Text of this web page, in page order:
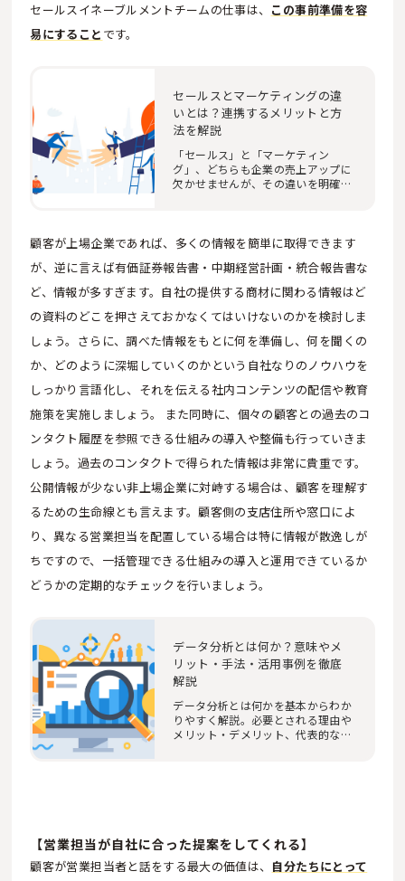
セールスイネーブルメントチームの仕事は、 この事前準備を容
易にすること です。
セールスとマーケティングの違
いとは？連携するメリットと方
法を解説
「セールス」と「マーケティン
グ」、どちらも企業の売上アップに
欠かせませんが、その違いを明確に
顧客が上場企業であれば、多くの情報を簡単に取得できます
が、逆に言えば有価証券報告書・中期経営計画・統合報告書な
ど、情報が多すぎます。自社の提供する商材に関わる情報はど
の資料のどこを押さえておかなくてはいけないのかを検討しま
しょう。さらに、調べた情報をもとに何を準備し、何を聞くの
か、どのように深堀していくのかという自社なりのノウハウを
しっかり言語化し、それを伝える社内コンテンツの配信や教育
施策を実施しましょう。 また同時に、個々の顧客との過去のコ
ンタクト履歴を参照できる仕組みの導入や整備も行っていきま
しょう。過去のコンタクトで得られた情報は非常に貴重です。
公開情報が少ない非上場企業に対峙する場合は、顧客を理解す
るための生命線とも言えます。顧客側の支店住所や窓口によ
り、異なる営業担当を配置している場合は特に情報が散逸しが
ちですので、一括管理できる仕組みの導入と運用できているか
どうかの定期的なチェックを行いましょう。
データ分析とは何か？意味やメ
リット・手法・活用事例を徹底
解説
データ分析とは何かを基本からわか
りやすく解説。必要とされる理由や
メリット・デメリット、代表的な12
【営業担当が自社に合った提案をしてくれる】
顧客が営業担当者と話をする最大の価値は、 自分たちにとって